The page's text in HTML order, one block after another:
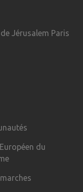
Jérusalem Paris
du